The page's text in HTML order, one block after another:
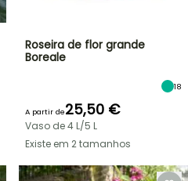
Roseira de flor grande
Boreale
18
A partir de25,50 €
Vaso de 4 L/5 L
Existe em 2 tamanhos